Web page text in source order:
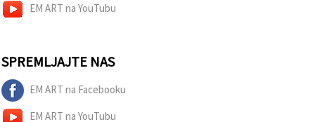
EM ART na YouTubu
SPREMLJAJTE NAS
EM ART na Facebooku
EM ART na YouTubu